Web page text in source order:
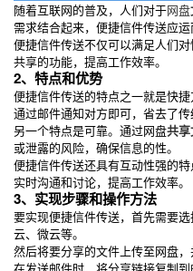
随着互联网的普及，人们对于网盘
需求结合起来，便捷信件传送应运
便捷信件传送不仅可以满足人们
共享的功能，提高工作效率。
2、特点和优势
便捷信件传送的特点之一就是快
通过邮件通知对方即可，省去了传
另一个特点是可靠。通过网盘共
或泄露的风险，确保信息的性。
便捷信件传送还具有互动性强的
实时沟通和讨论，提高工作效率。
3、实现步骤和操作方法
要实现便捷信件传送，首先需要
云、微云等。
然后将要分享的文件上传至网盘，